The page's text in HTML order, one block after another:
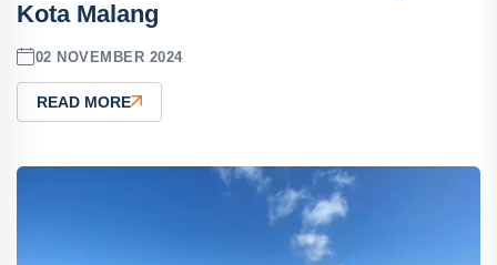
Kota Malang
02 NOVEMBER 2024
READ MORE